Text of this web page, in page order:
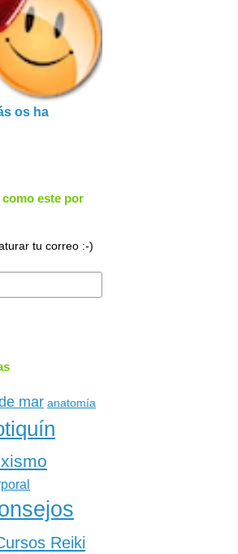
os ha
este por
tu correo :-)
mar anatomía
Reiki